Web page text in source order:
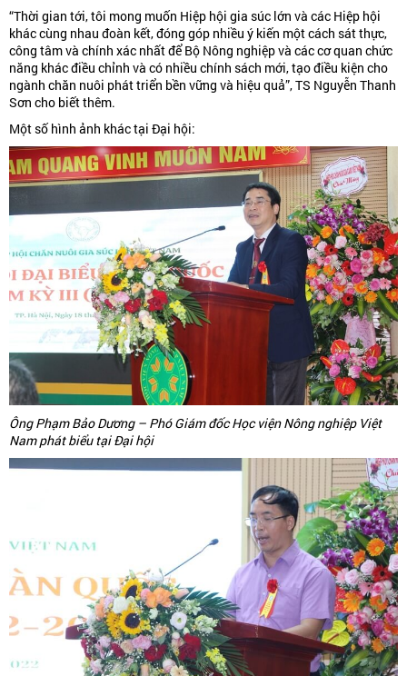
“Thời gian tới, tôi mong muốn Hiệp hội gia súc lớn và các Hiệp hội
khác cùng nhau đoàn kết, đóng góp nhiều ý kiến một cách sát thực,
công tâm và chính xác nhất để Bộ Nông nghiệp và các cơ quan chức
năng khác điều chỉnh và có nhiều chính sách mới, tạo điều kiện cho
ngành chăn nuôi phát triển bền vững và hiệu quả”, TS Nguyễn Thanh
Sơn cho biết thêm.
Một số hình ảnh khác tại Đại hội:
Ông Phạm Bảo Dương – Phó Giám đốc Học viện Nông nghiệp Việt
Nam phát biểu tại Đại hội